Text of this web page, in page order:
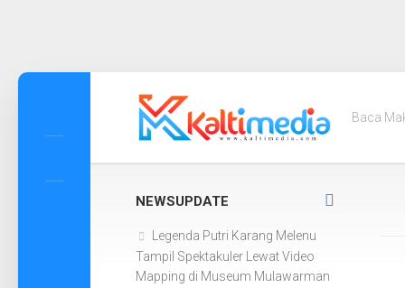
Skip
Baca
NEWSUPDATE
Legenda Putri Karang Melenu
Tampil Spektakuler Lewat Video
Mapping di Museum Mulawarman